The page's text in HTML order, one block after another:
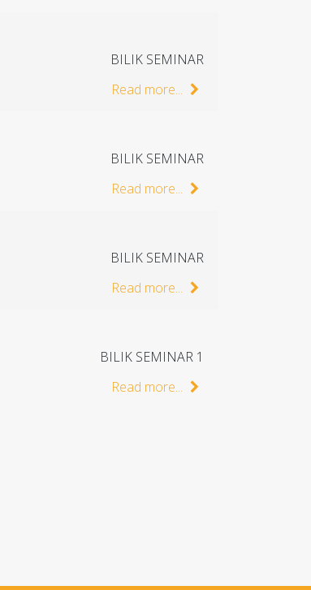
BILIK SEMINAR
Read more...
BILIK SEMINAR
Read more...
BILIK SEMINAR
Read more...
BILIK SEMINAR 1
Read more...